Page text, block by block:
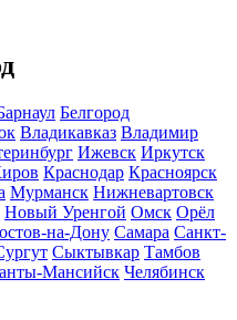
Белгород
Владикавказ Владимир
Ижевск Иркутск
Краснодар Красноярск
Мурманск Нижневартовск
Новый Уренгой Омск Орёл
на-Дону Самара Санкт-
Сыктывкар Тамбов
Мансийск Челябинск